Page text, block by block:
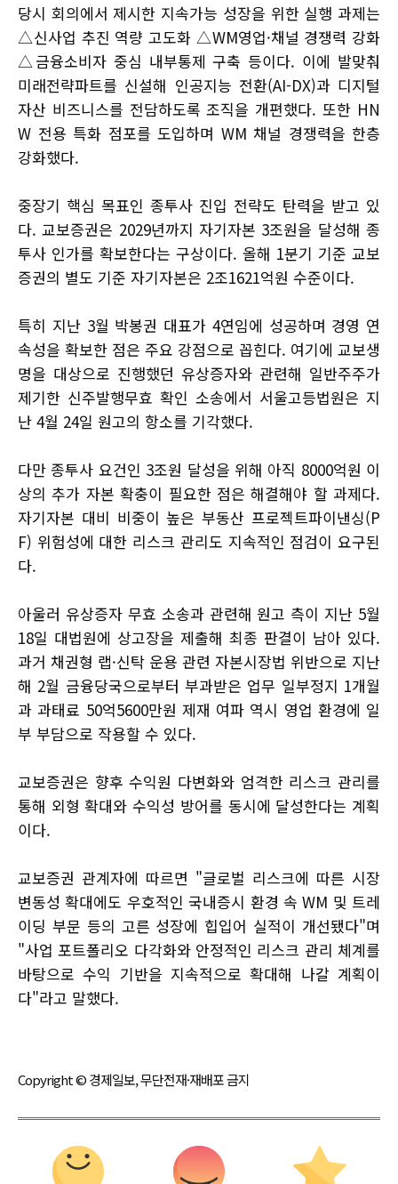
당시 회의에서 제시한 지속가능 성장을 위한 실행 과제는
△신사업 추진 역량 고도화 △WM영업·채널 경쟁력 강화
△금융소비자 중심 내부통제 구축 등이다. 이에 발맞춰
미래전략파트를 신설해 인공지능 전환(AI-DX)과 디지털
자산 비즈니스를 전담하도록 조직을 개편했다. 또한 HN
W 전용 특화 점포를 도입하며 WM 채널 경쟁력을 한층
강화했다.
중장기 핵심 목표인 종투사 진입 전략도 탄력을 받고 있
다. 교보증권은 2029년까지 자기자본 3조원을 달성해 종
투사 인가를 확보한다는 구상이다. 올해 1분기 기준 교보
증권의 별도 기준 자기자본은 2조1621억원 수준이다.
특히 지난 3월 박봉권 대표가 4연임에 성공하며 경영 연
속성을 확보한 점은 주요 강점으로 꼽힌다. 여기에 교보생
명을 대상으로 진행했던 유상증자와 관련해 일반주주가
제기한 신주발행무효 확인 소송에서 서울고등법원은 지
난 4월 24일 원고의 항소를 기각했다.
다만 종투사 요건인 3조원 달성을 위해 아직 8000억원 이
상의 추가 자본 확충이 필요한 점은 해결해야 할 과제다.
자기자본 대비 비중이 높은 부동산 프로젝트파이낸싱(P
F) 위험성에 대한 리스크 관리도 지속적인 점검이 요구된
다.
아울러 유상증자 무효 소송과 관련해 원고 측이 지난 5월
18일 대법원에 상고장을 제출해 최종 판결이 남아 있다.
과거 채권형 랩·신탁 운용 관련 자본시장법 위반으로 지난
해 2월 금융당국으로부터 부과받은 업무 일부정지 1개월
과 과태료 50억5600만원 제재 여파 역시 영업 환경에 일
부 부담으로 작용할 수 있다.
교보증권은 향후 수익원 다변화와 엄격한 리스크 관리를
통해 외형 확대와 수익성 방어를 동시에 달성한다는 계획
이다.
교보증권 관계자에 따르면 "글로벌 리스크에 따른 시장
변동성 확대에도 우호적인 국내증시 환경 속 WM 및 트레
이딩 부문 등의 고른 성장에 힙입어 실적이 개선됐다"며
"사업 포트폴리오 다각화와 안정적인 리스크 관리 체계를
바탕으로 수익 기반을 지속적으로 확대해 나갈 계획이
다"라고 말했다.
Copyright © 경제일보, 무단전재·재배포 금지